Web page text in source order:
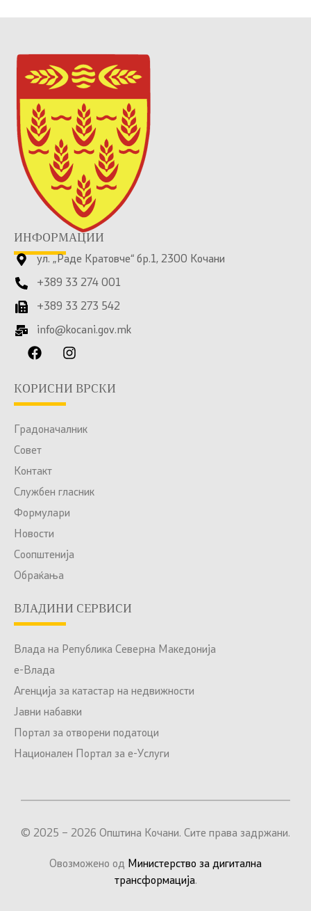
ИНФОРМАЦИИ
ул. „Раде Кратовче“ бр.1, 2300 Кочани
+389 33 274 001
+389 33 273 542
info@kocani.gov.mk
КОРИСНИ ВРСКИ
Градоначалник
Совет
Контакт
Службен гласник
Формулари
Новости
Соопштенија
Обраќања
ВЛАДИНИ СЕРВИСИ
Влада на Република Северна Македонија
е-Влада
Агенција за катастар на недвижности
Јавни набавки
Портал за отворени податоци
Национален Портал за е-Услуги
© 2025 – 2026 Општина Кочани. Сите права задржани.
Овозможено од Министерство за дигитална
трансформација.